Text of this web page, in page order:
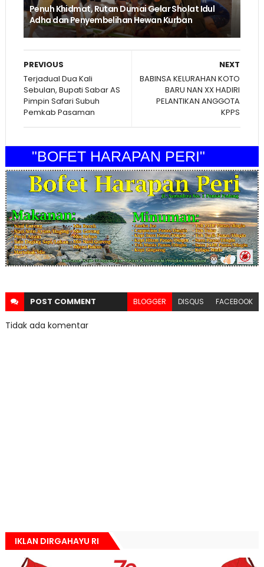
Penuh Khidmat, Rutan Dumai Gelar Sholat Idul
Adha dan Penyembelihan Hewan Kurban
NEXT
BABINSA KELURAHAN KOTO
BARU NAN XX HADIRI
PELANTIKAN ANGGOTA
KPPS
PREVIOUS
Terjadual Dua Kali
Sebulan, Bupati Sabar AS
Pimpin Safari Subuh
Pemkab Pasaman
"BOFET HARAPAN PERI"
POST COMMENT BLOGGER DISQUS FACEBOOK
Tidak ada komentar
IKLAN DIRGAHAYU RI